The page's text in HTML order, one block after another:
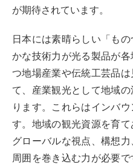
が期待されています。
日本には素晴らしい「も
かな技術力が光る製品が
つ地場産業や伝統工芸品
て、産業観光として地域
ります。これらはインバ
す。地域の観光資源を育て
グローバルな視点、構想
周囲を巻き込む力が必要